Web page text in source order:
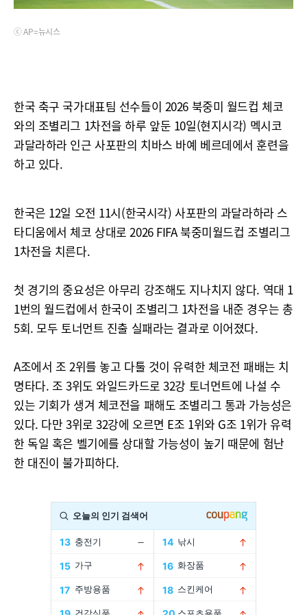
ⓒ AP=뉴시스
한국 축구 국가대표팀 선수들이 2026 북중미 월드컵 체코
와의 조별리그 1차전을 하루 앞둔 10일(현지시각) 멕시코
과달라하라 인근 사포판의 치바스 바예 베르데에서 훈련을
하고 있다.
한국은 12일 오전 11시(한국시각) 사포판의 과달라하라 스
타디움에서 체코 상대로 2026 FIFA 북중미월드컵 조별리그
1차전을 치른다.
첫 경기의 중요성은 아무리 강조해도 지나치지 않다. 역대 1
1번의 월드컵에서 한국이 조별리그 1차전을 내준 경우는 총
5회. 모두 토너먼트 진출 실패라는 결과로 이어졌다.
A조에서 조 2위를 놓고 다툴 것이 유력한 체코전 패배는 치
명타다. 조 3위도 와일드카드로 32강 토너먼트에 나설 수
있는 기회가 생겨 체코전을 패해도 조별리그 통과 가능성은
있다. 다만 3위로 32강에 오르면 E조 1위와 G조 1위가 유력
한 독일 혹은 벨기에를 상대할 가능성이 높기 때문에 험난
한 대진이 불가피하다.